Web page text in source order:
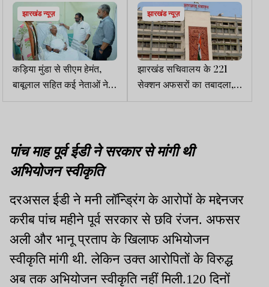
झारखंड न्यूज़
कड़िया मुंडा से सीएम हेमंत,
बाबूलाल सहित कई नेताओं ने
अस्पताल में की मुलाकात,
झारखंड न्यूज़
झारखंड सचिवालय के 221
सेक्शन अफसरों का तबादला,
आदेश जारी
पांच माह पूर्व ईडी ने सरकार से मांगी थी
अभियोजन स्वीकृति
दरअसल ईडी ने मनी लॉन्ड्रिंग के आरोपों के मद्देनजर
करीब पांच महीने पूर्व सरकार से छवि रंजन. अफसर
अली और भानू प्रताप के खिलाफ अभियोजन
स्वीकृति मांगी थी. लेकिन उक्त आरोपितों के विरुद्ध
अब तक अभियोजन स्वीकृति नहीं मिली.120 दिनों